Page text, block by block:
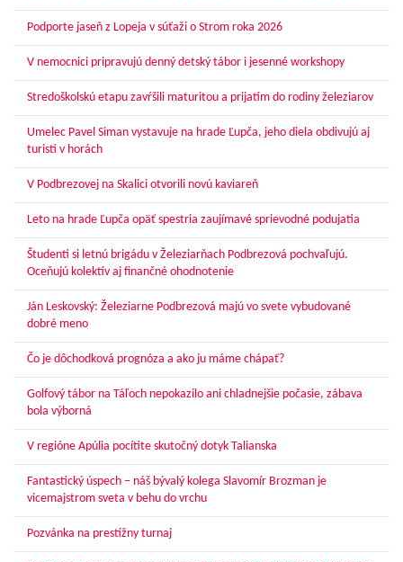
Podporte jaseň z Lopeja v súťaži o Strom roka 2026
V nemocnici pripravujú denný detský tábor i jesenné workshopy
Stredoškolskú etapu zavŕšili maturitou a prijatím do rodiny železiarov
Umelec Pavel Siman vystavuje na hrade Ľupča, jeho diela obdivujú aj
turisti v horách
V Podbrezovej na Skalici otvorili novú kaviareň
Leto na hrade Ľupča opäť spestria zaujímavé sprievodné podujatia
Študenti si letnú brigádu v Železiarňach Podbrezová pochvaľujú.
Oceňujú kolektív aj finančné ohodnotenie
Ján Leskovský: Železiarne Podbrezová majú vo svete vybudované
dobré meno
Čo je dôchodková prognóza a ako ju máme chápať?
Golfový tábor na Táľoch nepokazilo ani chladnejšie počasie, zábava
bola výborná
V regióne Apúlia pocítite skutočný dotyk Talianska
Fantastický úspech – náš bývalý kolega Slavomír Brozman je
vicemajstrom sveta v behu do vrchu
Pozvánka na prestížny turnaj